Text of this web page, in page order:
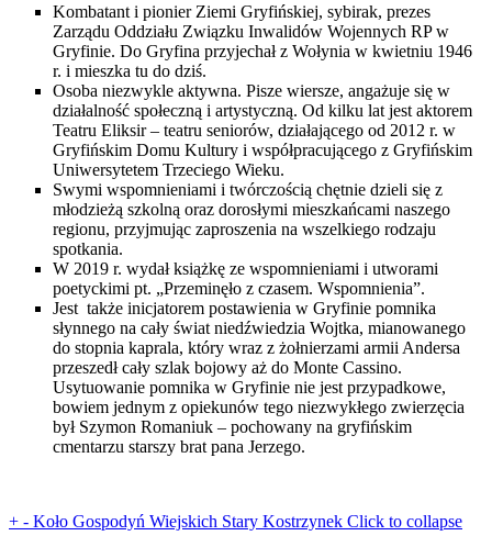
Kombatant i pionier Ziemi Gryfińskiej, sybirak, prezes
Zarządu Oddziału Związku Inwalidów Wojennych RP w
Gryfinie. Do Gryfina przyjechał z Wołynia w kwietniu 1946
r. i mieszka tu do dziś.
Osoba niezwykle aktywna. Pisze wiersze, angażuje się w
działalność społeczną i artystyczną. Od kilku lat jest aktorem
Teatru Eliksir – teatru seniorów, działającego od 2012 r. w
Gryfińskim Domu Kultury i współpracującego z Gryfińskim
Uniwersytetem Trzeciego Wieku.
Swymi wspomnieniami i twórczością chętnie dzieli się z
młodzieżą szkolną oraz dorosłymi mieszkańcami naszego
regionu, przyjmując zaproszenia na wszelkiego rodzaju
spotkania.
W 2019 r. wydał książkę ze wspomnieniami i utworami
poetyckimi pt. „Przeminęło z czasem. Wspomnienia”.
Jest także inicjatorem postawienia w Gryfinie pomnika
słynnego na cały świat niedźwiedzia Wojtka, mianowanego
do stopnia kaprala, który wraz z żołnierzami armii Andersa
przeszedł cały szlak bojowy aż do Monte Cassino.
Usytuowanie pomnika w Gryfinie nie jest przypadkowe,
bowiem jednym z opiekunów tego niezwykłego zwierzęcia
był Szymon Romaniuk – pochowany na gryfińskim
cmentarzu starszy brat pana Jerzego.
+ - Koło Gospodyń Wiejskich Stary Kostrzynek Click to collapse